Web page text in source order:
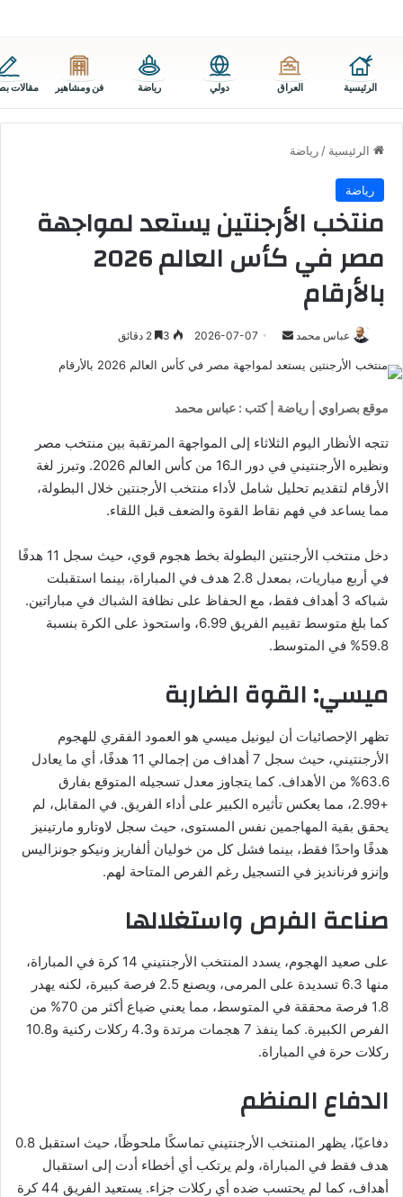
الرئيسية العراق دولي رياضة فن ومشاهير مقالات
الرئيسية / رياضة
رياضة
منتخب الأرجنتين يستعد لمواجهة
مصر في كأس العالم 2026
بالأرقام
عباس محمد
أرسل 2026-07-07
موقع بصراوي | رياضة | كتب : عباس محمد
تتجه الأنظار اليوم الثلاثاء إلى المواجهة المرتقبة بين منتخب مصر
ونظيره الأرجنتيني في دور الـ16 من كأس العالم 2026. وتبرز لغة
الأرقام لتقديم تحليل شامل لأداء منتخب الأرجنتين خلال البطولة،
مما يساعد في فهم نقاط القوة والضعف قبل اللقاء.
دخل منتخب الأرجنتين البطولة بخط هجوم قوي، حيث سجل 11 هدفًا
في أربع مباريات، بمعدل 2.8 هدف في المباراة، بينما استقبلت
شباكه 3 أهداف فقط، مع الحفاظ على نظافة الشباك في مباراتين.
كما بلغ متوسط تقييم الفريق 6.99، واستحوذ على الكرة بنسبة
59.8% في المتوسط.
ميسي: القوة الضاربة
تظهر الإحصائيات أن ليونيل ميسي هو العمود الفقري للهجوم
الأرجنتيني، حيث سجل 7 أهداف من إجمالي 11 هدفًا، أي ما يعادل
63.6% من الأهداف. كما يتجاوز معدل تسجيله المتوقع بفارق
+2.99، مما يعكس تأثيره الكبير على أداء الفريق. في المقابل، لم
يحقق بقية المهاجمين نفس المستوى، حيث سجل لاوتارو مارتينيز
هدفًا واحدًا فقط، بينما فشل كل من خوليان ألفاريز ونيكو جونزاليس
وإنزو فرنانديز في التسجيل رغم الفرص المتاحة لهم.
صناعة الفرص واستغلالها
على صعيد الهجوم، يسدد المنتخب الأرجنتيني 14 كرة في المباراة،
منها 6.3 تسديدة على المرمى، ويصنع 2.5 فرصة كبيرة، لكنه يهدر
1.8 فرصة محققة في المتوسط، مما يعني ضياع أكثر من 70% من
الفرص الكبيرة. كما ينفذ 7 هجمات مرتدة و4.3 ركلات ركنية و10.8
ركلات حرة في المباراة.
الدفاع المنظم
دفاعيًا، يظهر المنتخب الأرجنتيني تماسكًا ملحوظًا، حيث استقبل 0.8
هدف فقط في المباراة، ولم يرتكب أي أخطاء أدت إلى استقبال
أهداف، كما لم يحتسب ضده أي ركلات جزاء. يستعيد الفريق 44 كرة